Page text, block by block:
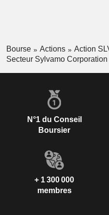
Bourse Actions
Action
Secteur Sylvamo Corporation
N°1 du Conseil
Boursier
+ 1 300 000
membres